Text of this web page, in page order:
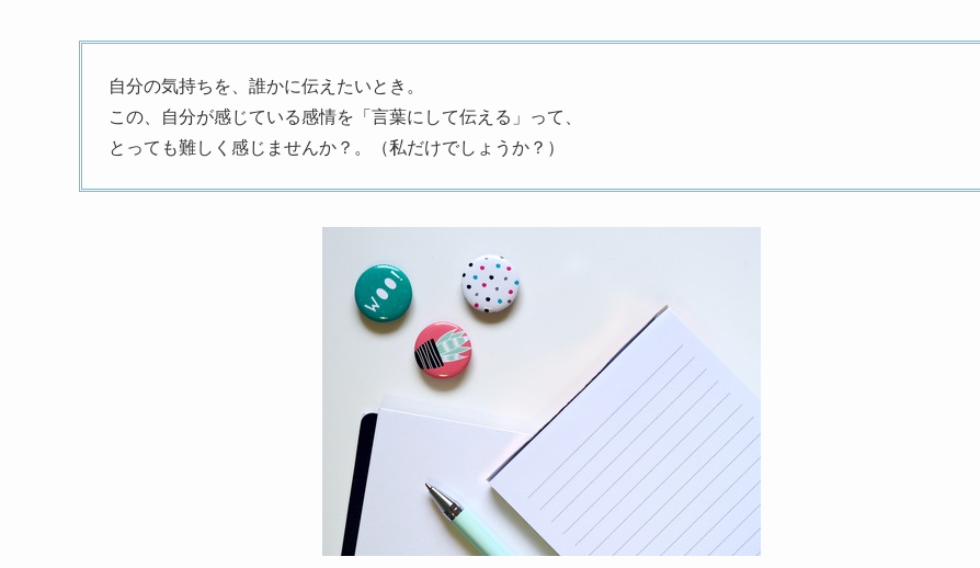
自分の気持ちを、誰かに伝えたいとき。
この、自分が感じている感情を「言葉にして伝える」って、
とっても難しく感じませんか？。（私だけでしょうか？）